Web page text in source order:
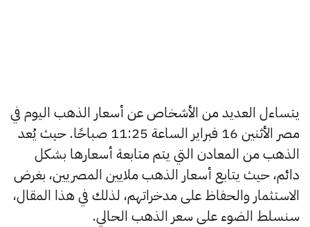
يتساءل العديد من الأشخاص عن أسعار الذهب اليوم في
مصر الأثنين 16 فبراير الساعة 11:25 صباحًا. حيث يُعد
الذهب من المعادن التي يتم متابعة أسعارها بشكل
دائم، حيث يتابع أسعار الذهب ملايين المصريين، بغرض
الاستثمار والحفاظ على مدخراتهم، لذلك في هذا المقال،
سنسلط الضوء على سعر الذهب الحالي.